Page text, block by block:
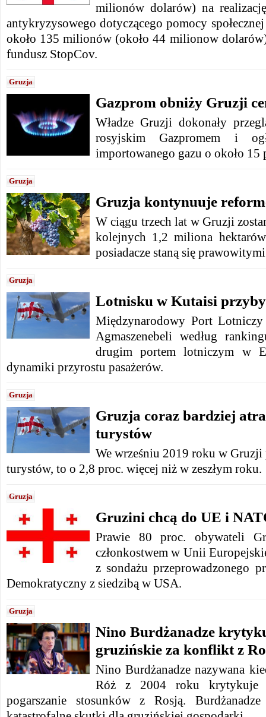
milionów dolarów) na
antykryzysowego dotyczącego pomocy
około 135 milionów (około 44 milionow
fundusz StopCov.
Gruzja
Gazprom obniży Gruzji
Władze Gruzji dokonały
rosyjskim Gazpromem i
importowanego gazu o około 15
Gruzja
Gruzja kontynuuje
W ciągu trzech lat w Gruzji
kolejnych 1,2 miliona
posiadacze staną się
Gruzja
Lotnisku w Kutaisi
Międzynarodowy Port
Agmaszenebeli według
drugim portem lotniczym w
dynamiki przyrostu pasażerów.
Gruzja
Gruzja coraz bardziej
turystów
We wrześniu 2019 roku w Gruzji
turystów, to o 2,8 proc. więcej niż w zeszłym roku.
Gruzja
Gruzini chcą do UE i
Prawie 80 proc. obywateli
członkostwem w Unii
z sondażu przeprowadzonego
Demokratyczny z siedzibą w USA.
Gruzja
Nino Burdżanadze
gruzińskie za konflikt z
Nino Burdżanadze nazywana
Róż z 2004 roku krytykuje
pogarszanie stosunków z Rosją.